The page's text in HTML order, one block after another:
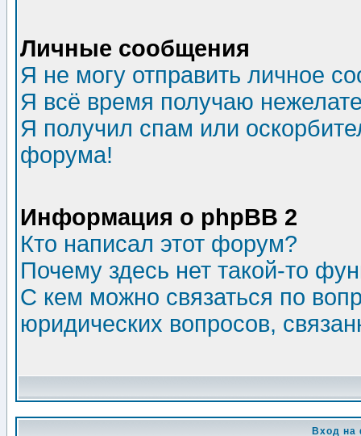
Личные сообщения
Я не могу отправить личное
Я всё время получаю
Я получил спам или
форума!
Информация о phpBB 2
Кто написал этот форум?
Почему здесь нет такой-то
С кем можно связаться по
юридических вопросов,
Вход на